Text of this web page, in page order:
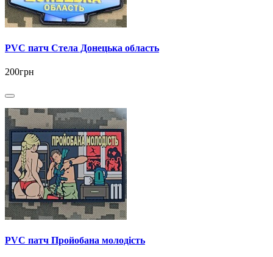
PVC патч Стела Донецька область
200грн
PVC патч Пройобана молодість